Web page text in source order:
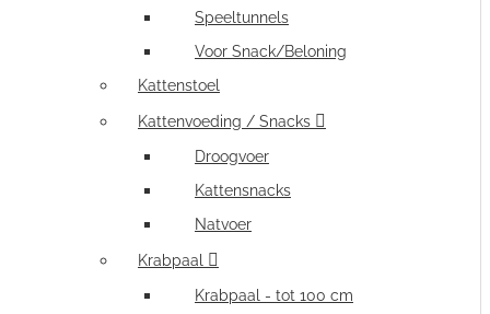
Speeltunnels
Voor Snack/Beloning
Kattenstoel
Kattenvoeding / Snacks
Droogvoer
Kattensnacks
Natvoer
Krabpaal
Krabpaal - tot 100 cm